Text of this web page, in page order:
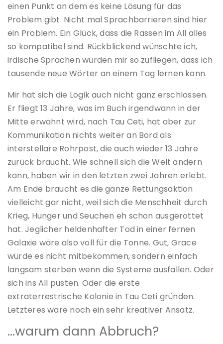
einen Punkt an dem es keine Lösung für das
Problem gibt. Nicht mal Sprachbarrieren sind hier
ein Problem. Ein Glück, dass die Rassen im All alles
so kompatibel sind. Rückblickend wünschte ich,
irdische Sprachen würden mir so zufliegen, dass ich
tausende neue Wörter an einem Tag lernen kann.
Mir hat sich die Logik auch nicht ganz erschlossen.
Er fliegt 13 Jahre, was im Buch irgendwann in der
Mitte erwähnt wird, nach Tau Ceti, hat aber zur
Kommunikation nichts weiter an Bord als
interstellare Rohrpost, die auch wieder 13 Jahre
zurück braucht. Wie schnell sich die Welt ändern
kann, haben wir in den letzten zwei Jahren erlebt.
Am Ende braucht es die ganze Rettungsaktion
vielleicht gar nicht, weil sich die Menschheit durch
Krieg, Hunger und Seuchen eh schon ausgerottet
hat. Jeglicher heldenhafter Tod in einer fernen
Galaxie wäre also voll für die Tonne. Gut, Grace
würde es nicht mitbekommen, sondern einfach
langsam sterben wenn die Systeme ausfallen. Oder
sich ins All pusten. Oder die erste
extraterrestrische Kolonie in Tau Ceti gründen.
Letzteres wäre noch ein sehr kreativer Ansatz.
…warum dann Abbruch?